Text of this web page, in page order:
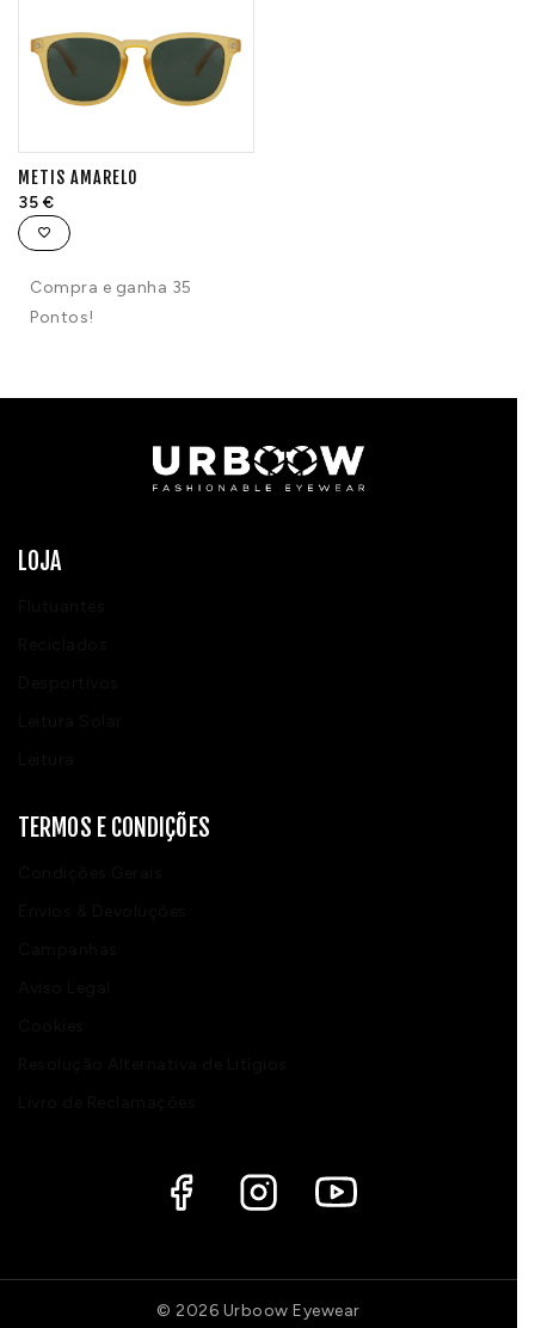
METIS AMARELO
35 €
Compra e ganha 35
Pontos!
LOJA
TERMOS E CONDIÇÕES
© 2026 Urboow Eyewear